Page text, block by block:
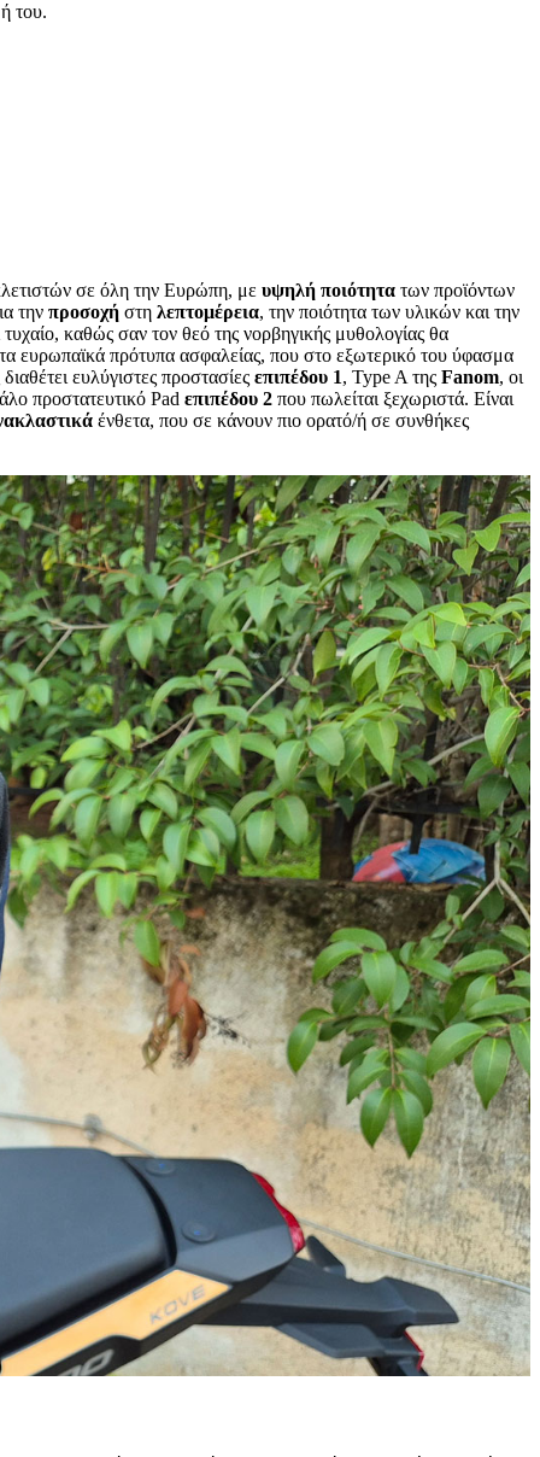
του.
σε όλη την Ευρώπη, με υψηλή ποιότητα των προϊόντων
την προσοχή στη λεπτομέρεια, την ποιότητα των υλικών και την
τυχαίο, καθώς σαν τον θεό της νορβηγικής μυθολογίας θα
ευρωπαϊκά πρότυπα ασφαλείας, που στο εξωτερικό του ύφασμα
ευλύγιστες προστασίες επιπέδου 1, Type A της Fanom, οι
προστατευτικό Pad επιπέδου 2 που πωλείται ξεχωριστά. Είναι
ένθετα, που σε κάνουν πιο ορατό/ή σε συνθήκες